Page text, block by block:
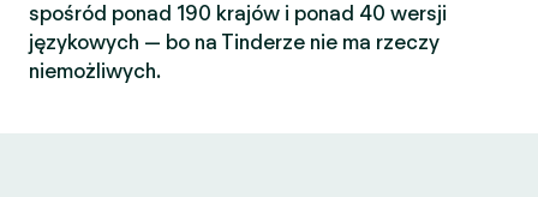
spośród ponad 190 krajów i ponad 40 wersji
językowych — bo na Tinderze nie ma rzeczy
niemożliwych.